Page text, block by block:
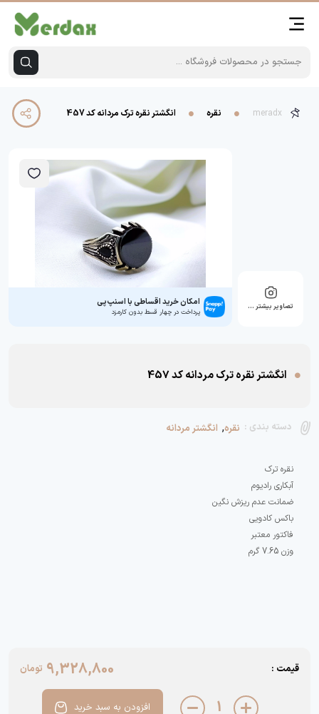
meradx نقره انگشتر نقره ترک مردانه کد 457
تصاویر بیشتر … امکان خرید اقساطی با اسنپ‌پی
پرداخت در چهار قسط بدون کارمزد
انگشتر نقره ترک مردانه کد 457
دسته بندی : نقره, انگشتر مردانه
قیمت : 9,328,800 تومان
1 افزودن به سبد خرید